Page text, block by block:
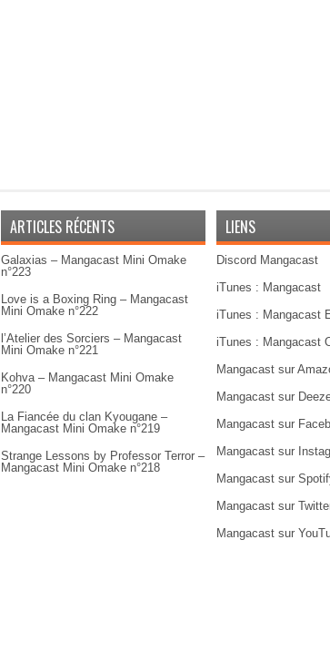
ARTICLES RÉCENTS
Galaxias – Mangacast Mini Omake
n°223
Love is a Boxing Ring – Mangacast
Mini Omake n°222
l’Atelier des Sorciers – Mangacast
Mini Omake n°221
Kohva – Mangacast Mini Omake
n°220
La Fiancée du clan Kyougane –
Mangacast Mini Omake n°219
Strange Lessons by Professor Terror –
Mangacast Mini Omake n°218
LIENS
Discord Mangacast
iTunes : Mangacast
iTunes : Mangacast
iTunes : Mangacast
Mangacast sur
Mangacast sur
Mangacast sur
Mangacast sur
Mangacast sur
Mangacast sur
Mangacast sur